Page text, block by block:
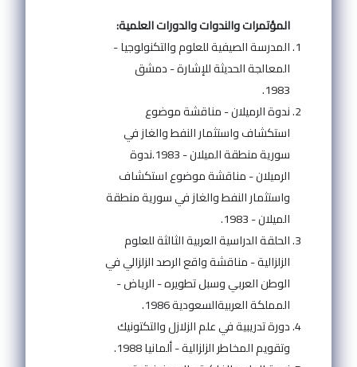
المؤتمرات والندوات والدورات العلمية:
المدرسة الصيفية للعلوم والتكنولوجيا -
المعالجة الحديثة للإشارة - دمشق
1983.
ندوة الرميلان - مناقشة موضوع
استكشاف واستثمار النفط والغاز في
سورية منطقة الميلان - 1983.ندوة
الرميلان - مناقشة موضوع استكشاف
واستثمار النفط والغاز في سورية منطقة
الميلان - 1983.
الحلقة الدراسية العربية الثالثة للعلوم
الزلزالية - مناقشة واقع الرصد الزلزالي في
الوطن العربي وسبل تطويره - الرياض -
المملكة العربيةالسعودية 1986.
دورة تدريبية في علم الزلازل والتكتونيك
وتقويم المخاطر الزلزالية - ألمانيا 1988.